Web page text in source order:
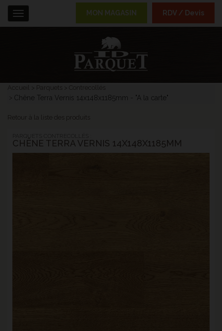
Accueil Parquets Contrecollés
Chêne Terra Vernis 14x148x1185mm - "A la carte"
Retour à la liste des produits
CHÊNE TERRA VERNIS 14X148X1185MM
Menu MON MAGASIN RDV / Devis